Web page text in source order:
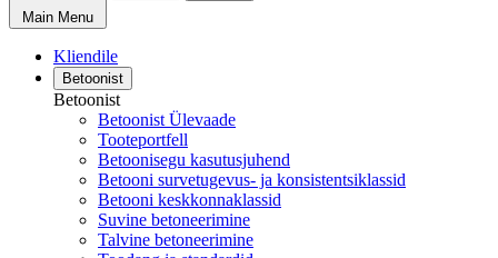
Main Menu
Kliendile
Betoonist
Betoonist
Betoonist Ülevaade
Tooteportfell
Betoonisegu kasutusjuhend
Betooni survetugevus- ja konsistentsiklassid
Betooni keskkonnaklassid
Suvine betoneerimine
Talvine betoneerimine